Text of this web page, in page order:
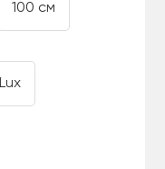
100 см
Lux